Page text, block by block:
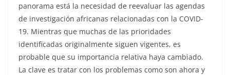
panorama está la necesidad de reevaluar las agendas
de investigación africanas relacionadas con la COVID-
19. Mientras que muchas de las prioridades
identificadas originalmente siguen vigentes, es
probable que su importancia relativa haya cambiado.
La clave es tratar con los problemas como son ahora y